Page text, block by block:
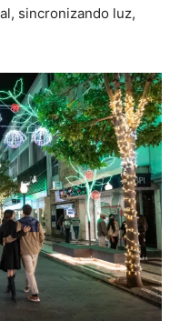
sincronizando luz,